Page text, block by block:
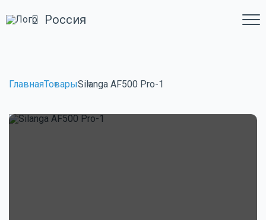
Россия
ГлавнаяТоварыSilanga AF500 Pro-1